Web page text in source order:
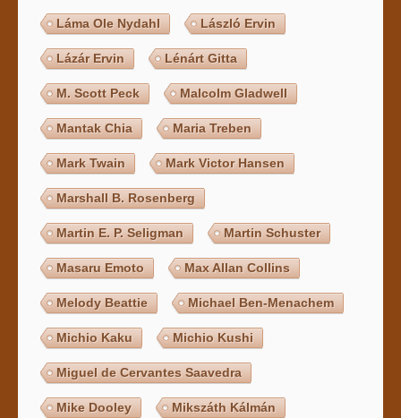
Láma Ole Nydahl László Ervin
Lázár Ervin Lénárt Gitta
M. Scott Peck Malcolm Gladwell
Mantak Chia Maria Treben
Mark Twain Mark Victor Hansen
Marshall B. Rosenberg
Martin E. P. Seligman Martin Schuster
Masaru Emoto Max Allan Collins
Melody Beattie Michael Ben-Menachem
Michio Kaku Michio Kushi
Miguel de Cervantes Saavedra
Mike Dooley Mikszáth Kálmán